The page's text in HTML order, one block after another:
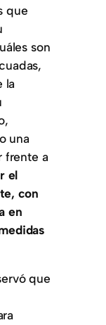
que
son
la
una
frente a
el
con
en
que